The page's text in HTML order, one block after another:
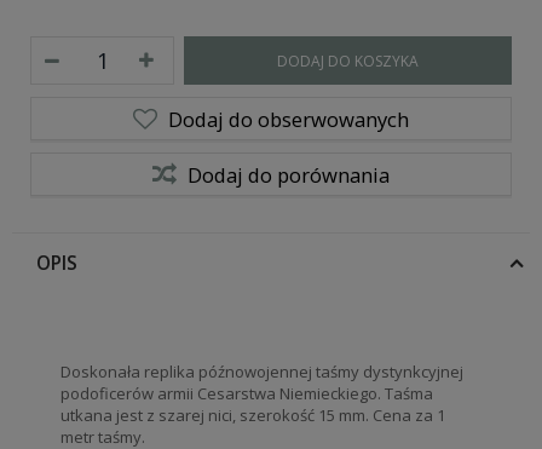
DODAJ DO KOSZYKA
Dodaj do obserwowanych
Dodaj do porównania
OPIS
Doskonała replika późnowojennej taśmy dystynkcyjnej
podoficerów armii Cesarstwa Niemieckiego. Taśma
utkana jest z szarej nici, szerokość 15 mm. Cena za 1
metr taśmy.